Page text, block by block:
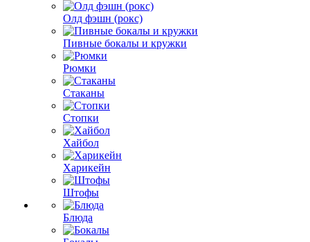
Олд фэшн (рокс)
Пивные бокалы и кружки
Рюмки
Стаканы
Стопки
Хайбол
Харикейн
Штофы
Блюда